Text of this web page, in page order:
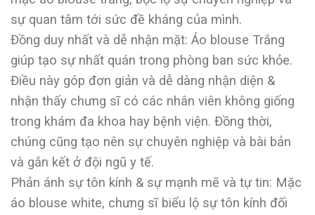
sự quan tâm tới sức đề kháng của mình.
Đồng duy nhất và dễ nhận mặt: Áo blouse Trắng
giúp tạo sự nhất quán trong phòng ban sức khỏe.
Điều này góp đơn giản và dễ dàng nhận diện &
nhận thấy chưng sĩ có các nhân viên không giống
trong khám đa khoa hay bệnh viện. Đồng thời,
chúng cũng tạo nên sự chuyên nghiệp và bài bản
và gắn kết ở đội ngũ y tế.
Phản ánh sự tôn kính & sự mạnh mẽ và tự tin: Mặc
áo blouse white, chưng sĩ biểu lộ sự tôn kính đối